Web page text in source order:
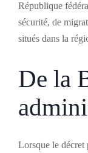
République
sécurité, de
situés dans la
De la
Lorsque le décret